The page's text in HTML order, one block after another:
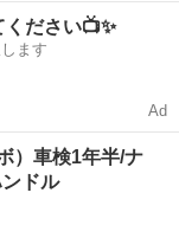
ートハイビーム Ｌ
Ｄヘッドライト
滑り防止装置 オ
４インチ純正アルミ
ホイール （検
10.11）
ください📺✨
ます
Ad
）車検1年半/ナ
ドル